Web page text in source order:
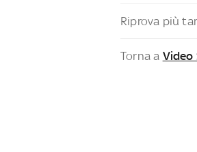
Riprova più
Torna a Video